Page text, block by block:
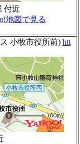
付近
地図で見る
小牧市役所前) htt